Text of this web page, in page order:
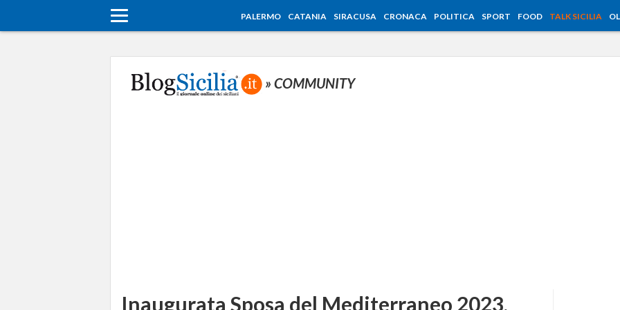
PALERMO CATANIA SIRACUSA CRONACA POLITICA SPORT FOOD TALK SICILIA
» COMMUNITY
Inaugurata Sposa del Mediterraneo 2023,